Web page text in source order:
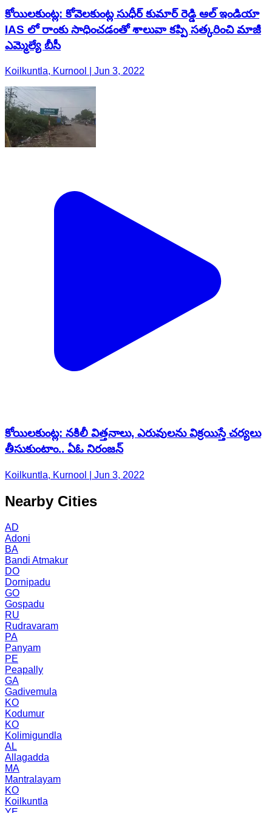
కోయిలకుంట్ల: కోవెలకుంట్ల సుధీర్ కుమార్ రెడ్డి ఆల్ ఇండియా
IAS లో రాంకు సాధించడంతో శాలువా కప్పి సత్కరించి మాజీ
ఎమ్మెల్యే బీసీ
Koilkuntla, Kurnool | Jun 3, 2022
కోయిలకుంట్ల: నకిలీ విత్త‌నాలు, ఎరువుల‌ను విక్రయిస్తే చర్యలు
తీసుకుంటాం.. ఏఓ నిరంజన్
Koilkuntla, Kurnool | Jun 3, 2022
Nearby Cities
AD
Adoni
BA
Bandi Atmakur
DO
Dornipadu
GO
Gospadu
RU
Rudravaram
PA
Panyam
PE
Peapally
GA
Gadivemula
KO
Kodumur
KO
Kolimigundla
AL
Allagadda
MA
Mantralayam
KO
Koilkuntla